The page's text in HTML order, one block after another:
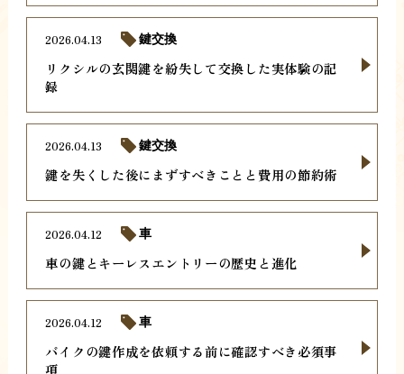
リクシルの玄関鍵を紛失して交換した実体験の記
録
2026.04.13 鍵交換
鍵を失くした後にまずすべきことと費用の節約術
2026.04.13 鍵交換
車の鍵とキーレスエントリーの歴史と進化
2026.04.12 車
バイクの鍵作成を依頼する前に確認すべき必須事
項
2026.04.12 車